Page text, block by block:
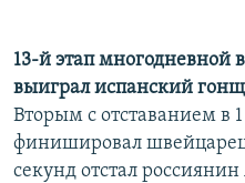
13-й этап многодневной
выиграл испанский
Вторым с отставанием в
финишировал
секунд отстал